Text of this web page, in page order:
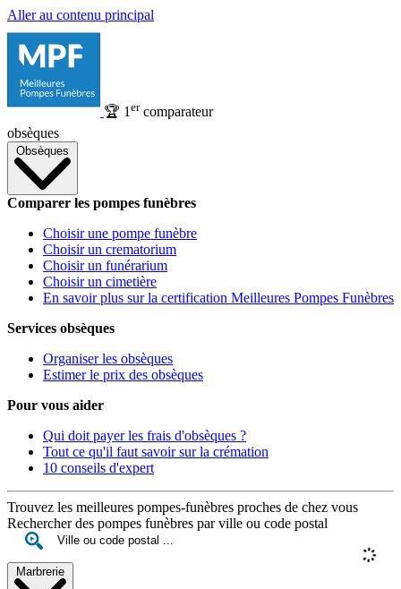
Aller au contenu principal
🏆 1 ercomparateur
obsèques
Obsèques
Comparer les pompes funèbres
Choisir une pompe funèbre
Choisir un crematorium
Choisir un funérarium
Choisir un cimetière
En savoir plus sur la certification Meilleures Pompes Funèbres
Services obsèques
Organiser les obsèques
Estimer le prix des obsèques
Pour vous aider
Qui doit payer les frais d'obsèques ?
Tout ce qu'il faut savoir sur la crémation
10 conseils d'expert
Trouvez les meilleures pompes-funèbres proches de chez vous
Rechercher des pompes funèbres par ville ou code postal
Marbrerie